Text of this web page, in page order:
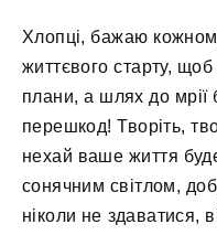
Хлопці, бажаю
життєвого старту, щоб
плани, а шлях до мрії
перешкод! Творіть,
нехай ваше життя
сонячним світлом,
ніколи не здаватися,